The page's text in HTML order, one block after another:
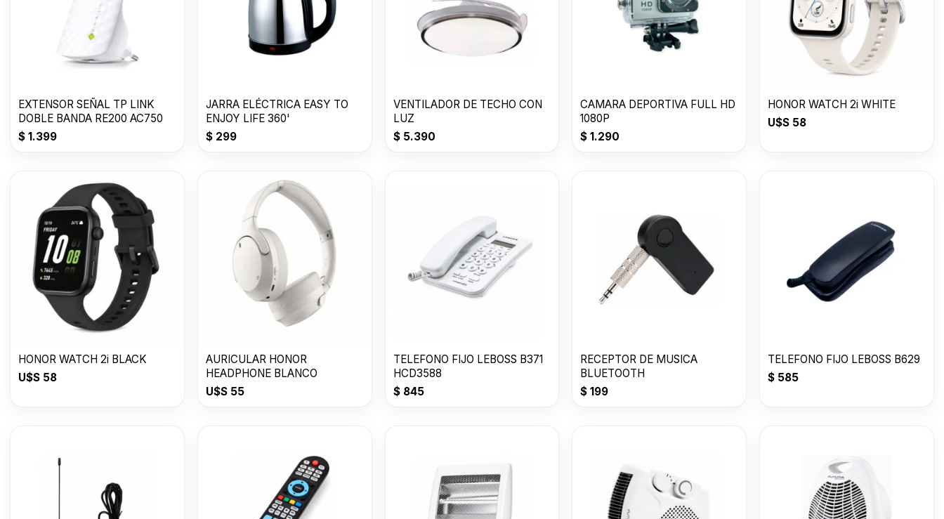
EXTENSOR SEÑAL TP LINK
DOBLE BANDA RE200 AC750
$ 1.399
JARRA ELÉCTRICA EASY TO
ENJOY LIFE 360'
$299
VENTILADOR DE TECHO CON
LUZ
$5.390
CAMARA DEPORTIVA FULL HD
1080P
$ 1.290
HONOR WATCH 2i WHITE
U$S 58
HONOR WATCH 2i BLACK
U$S 58
AURICULAR HONOR
HEADPHONE BLANCO
U$S55
TELEFONO FIJO LEBOSS B371
HCD3588
$845
RECEPTOR DE MUSICA
BLUETOOTH
$ 199
TELEFONO FIJO LEBOSS B629
$ 585